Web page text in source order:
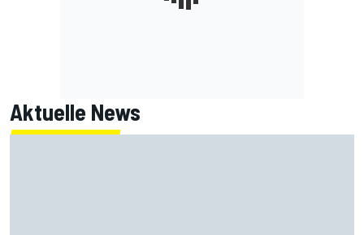
Aktuelle News